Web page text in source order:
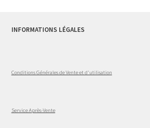
INFORMATIONS LÉGALES
Conditions Générales de Vente et d'utilisation
Service Après-Vente